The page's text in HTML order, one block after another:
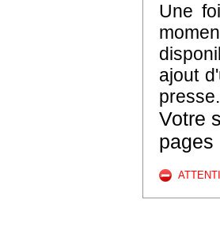
Une
ajout
Votre
pages